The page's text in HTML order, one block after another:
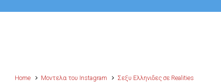
Home Μοντελα του Instagram
Σεξυ Ελληνιδες σε Realities